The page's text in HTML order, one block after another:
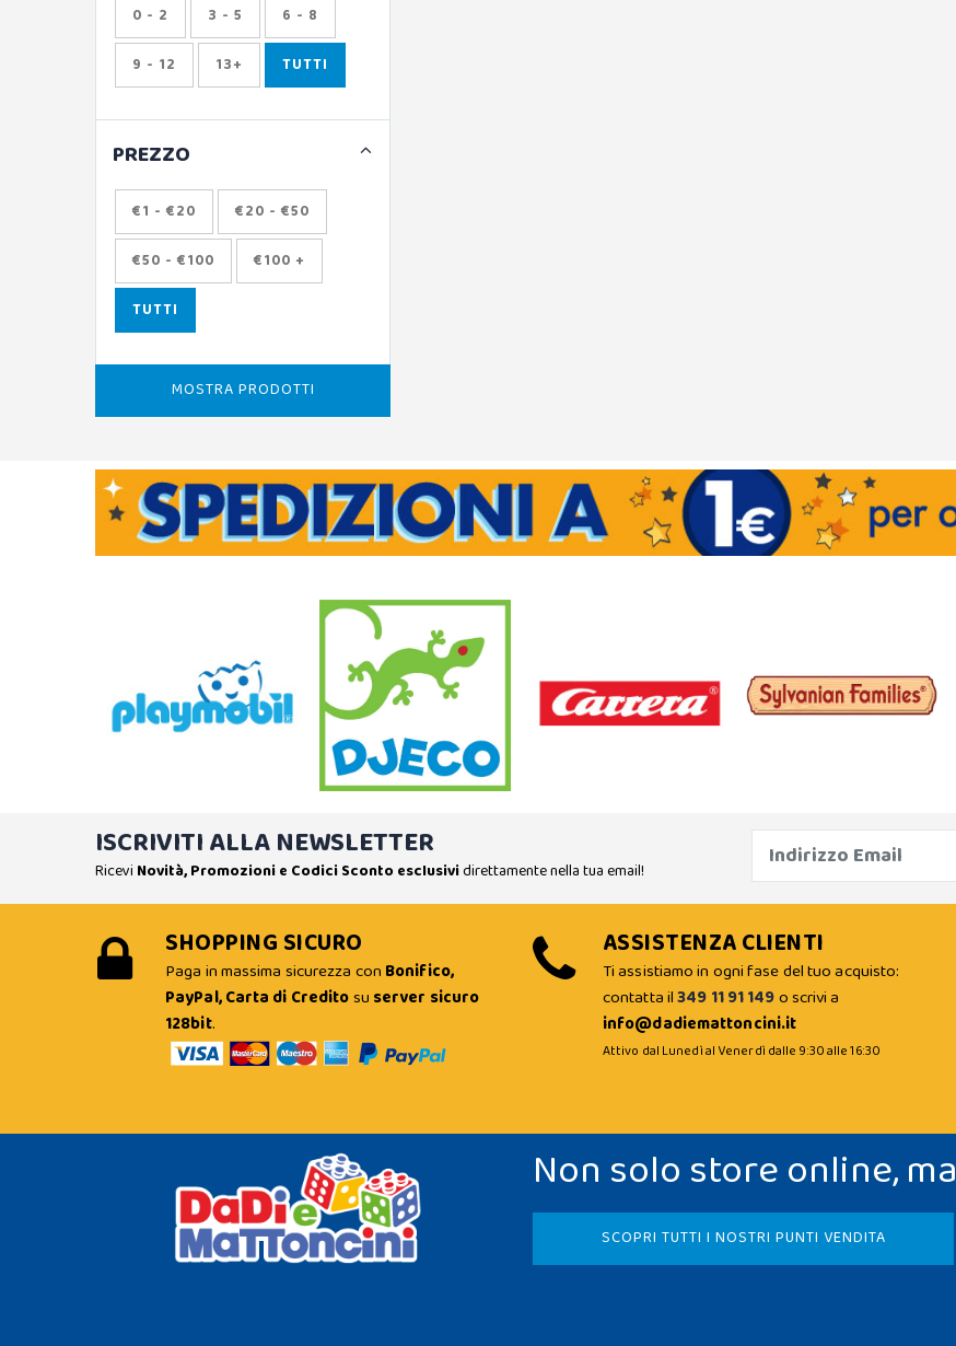
0 - 2 3 - 5 6 - 8
9 - 12 13+ TUTTI
PREZZO
€1 - €20 €20 - €50
€50 - €100 €100 +
TUTTI
MOSTRA PRODOTTI
ISCRIVITI ALLA NEWSLETTER
Ricevi Novità, Promozioni e Codici Sconto esclusividirettamente nella tua email!
SHOPPING SICURO
Paga in massima sicurezza con Bonifico,
PayPal, Carta di Creditosu server sicuro
128bit.
ASSISTENZA CLIENTI
Ti assistiamo in ogni fase del tuo acquisto:
contatta il349 11 91 149o scrivi a
info@dadiemattoncini.it
Attivo dal Lunedì al Venerdì dalle 9:30 alle 16:30
Non solo store online, ma
SCOPRI TUTTI I NOSTRI PUNTI VENDITA